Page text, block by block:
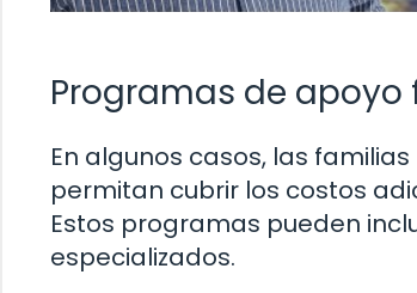
Programas de apoyo
En algunos casos, las
permitan cubrir los costos
Estos programas pueden
especializados.